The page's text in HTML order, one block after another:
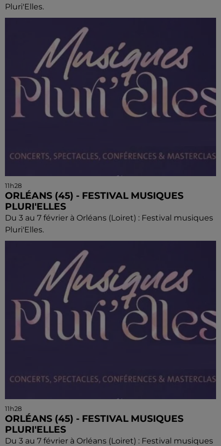
Pluri'Elles.
11h28
ORLÉANS (45) - FESTIVAL MUSIQUES
PLURI'ELLES
Du 3 au 7 février à Orléans (Loiret) : Festival musiques
Pluri'Elles.
11h28
ORLÉANS (45) - FESTIVAL MUSIQUES
PLURI'ELLES
Du 3 au 7 février à Orléans (Loiret) : Festival musiques